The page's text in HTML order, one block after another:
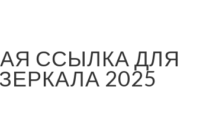
ССЫЛКА ДЛЯ
2025